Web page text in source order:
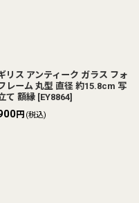
リス アンティーク ガラス フォ
レーム 丸型 直径 約15.8cm 写
て 額縁 [EY8864]
円 (税込)